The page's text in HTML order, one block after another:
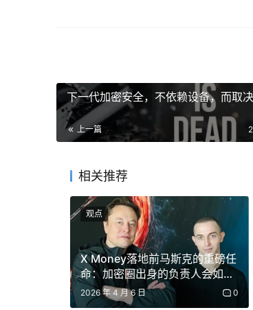
OKX 宣布与 Ondo Finance 合作，
等，用户可直接在现有加密交易账
Hims & Hers Health 和 Benitec
吴说区块链
> 辣评：加密交易所开始卖美股，传
摩根大通与万事达卡通过 XRP
摩根大通和万事达卡利用 XRP
算领域的进一步尝试。
下一代加密安全，不依赖设备，而取
上一篇
相关推荐
X Money落地前马斯克的重磅任
命：加密圈出身的负责人会如何
设计超级支付入口
2026 年 4 月 6 日 0
观点